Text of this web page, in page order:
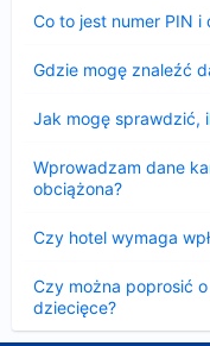
Co to jest numer PIN
Gdzie mogę znaleźć
Jak mogę sprawdzić,
Wprowadzam dane
obciążona?
Czy hotel wymaga
Czy można poprosić
dziecięce?